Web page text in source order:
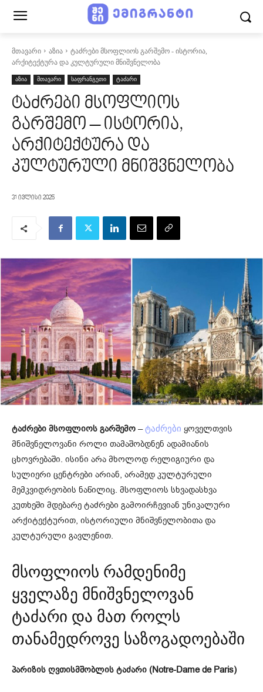
მთავარი აზია
ტაძრები მსოფლიოს გარშემო - ისტორია,
არქიტექტურა და კულტურული მნიშვნელობა
აზია მთავარი საფრანგეთი ტაძარი
ტაძრები მსოფლიოს
გარშემო – ისტორია,
არქიტექტურა და
კულტურული მნიშვნელობა
31 ივლისი 2025
ტაძრები მსოფლიოს გარშემო –ტაძრები ყოველთვის
მნიშვნელოვანი როლი თამაშობდნენ ადამიანის
ცხოვრებაში. ისინი არა მხოლოდ რელიგიური და
სულიერი ცენტრები არიან, არამედ კულტურული
მემკვიდრეობის ნაწილიც. მსოფლიოს სხვადასხვა
კუთხეში მდებარე ტაძრები გამოირჩევიან უნიკალური
არქიტექტურით, ისტორიული მნიშვნელობითა და
კულტურული გავლენით.
მსოფლიოს რამდენიმე
ყველაზე მნიშვნელოვან
ტაძარი და მათ როლს
თანამედროვე საზოგადოებაში
პარიზის ღვთისმშობლის ტაძარი (Notre-Dame de Paris)